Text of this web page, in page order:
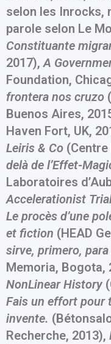
selon les Inrocks,
parole selon Le
Constituante
2017),A
Foundation,
frontera nos cruzo
Buenos Aires,
Haven Fort, UK,
Leiris & Co
delà de l’Effet-
Laboratoires
Accelerationist
Le procès d’une
et fiction (HEAD
sirve, primero,
Memoria, Bogota,
NonLinear History
Fais un effort pour
invente.
Recherche, 2013),